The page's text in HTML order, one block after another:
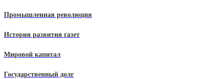
Промышленная революция
История развития газет
Мировой капитал
Государственный долг